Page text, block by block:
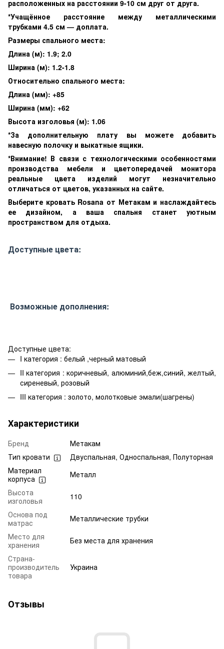
расположенных на расстоянии 9-10 см друг от друга.
*Учащённое расстояние между металлическими
трубками 4.5 см — доплата.
Размеры спального места:
Длина (м): 1.9; 2.0
Ширина (м): 1.2-1.8
Относительно спального места:
Длина (мм): +85
Ширина (мм): +62
Высота изголовья (м): 1.06
*За дополнительную плату вы можете добавить
навесную полочку и выкатные ящики.
*Внимание! В связи с технологическими особенностями
производства мебели и цветопередачей монитора
реальные цвета изделий могут незначительно
отличаться от цветов, указанных на сайте.
Выберите кровать Rosana от Метакам и наслаждайтесь
ее дизайном, а ваша спальня станет уютным
пространством для отдыха.
Доступные цвета:
Возможные дополнения:
Доступные цвета:
I категория : белый ,черный матовый
II категория : коричневый, алюминий,беж,синий, желтый,
сиреневый, розовый
III категория : золото, молотковые эмали(шагрены)
Характеристики
Бренд
Метакам
Тип кровати
Двуспальная, Односпальная, Полуторная
Материал
корпуса
Металл
Высота
изголовья
110
Основа под
матрас
Металлические трубки
Место для
хранения
Без места для хранения
Страна-
производитель
товара
Украина
Отзывы